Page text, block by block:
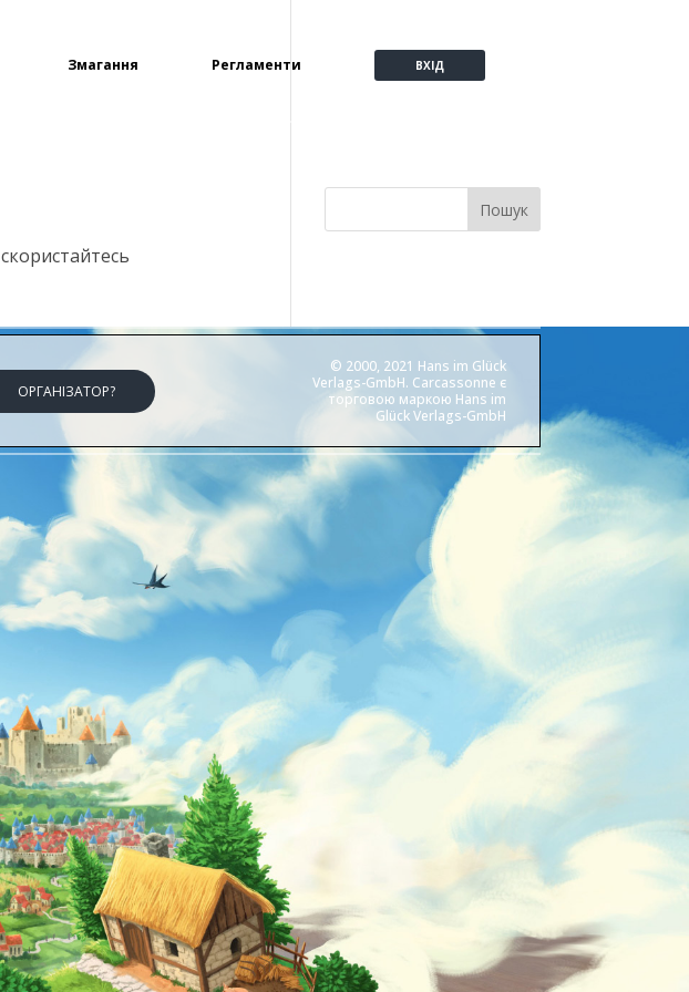
Змагання Регламенти ВХІД
Пошук
ОРГАНІЗАТОР?
© 2000, 2021 Hans im Glück
Verlags-GmbH. Carcassonne є
торговою маркою Hans im
Glück Verlags-GmbH